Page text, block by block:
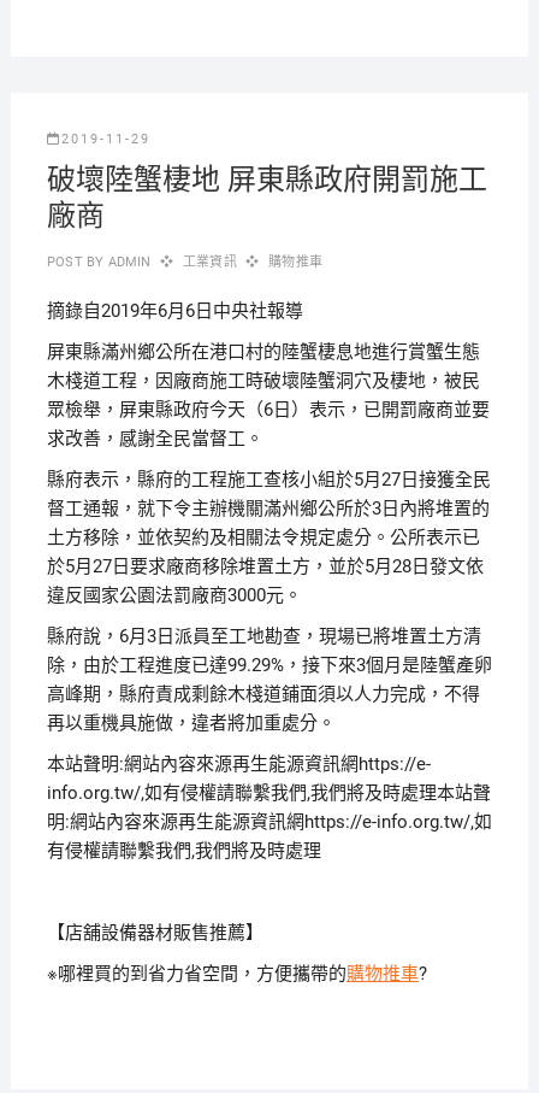
2019-11-29
破壞陸蟹棲地 屏東縣政府開罰施工
廠商
POST BY ADMIN 工業資訊 購物推車
摘錄自2019年6月6日中央社報導
屏東縣滿州鄉公所在港口村的陸蟹棲息地進行賞蟹生態
木棧道工程，因廠商施工時破壞陸蟹洞穴及棲地，被民
眾檢舉，屏東縣政府今天（6日）表示，已開罰廠商並要
求改善，感謝全民當督工。
縣府表示，縣府的工程施工查核小組於5月27日接獲全民
督工通報，就下令主辦機關滿州鄉公所於3日內將堆置的
土方移除，並依契約及相關法令規定處分。公所表示已
於5月27日要求廠商移除堆置土方，並於5月28日發文依
違反國家公園法罰廠商3000元。
縣府說，6月3日派員至工地勘查，現場已將堆置土方清
除，由於工程進度已達99.29%，接下來3個月是陸蟹產卵
高峰期，縣府責成剩餘木棧道鋪面須以人力完成，不得
再以重機具施做，違者將加重處分。
本站聲明:網站內容來源再生能源資訊網https://e-
info.org.tw/,如有侵權請聯繫我們,我們將及時處理本站聲
明:網站內容來源再生能源資訊網https://e-info.org.tw/,如
有侵權請聯繫我們,我們將及時處理
【店舖設備器材販售推薦】
※哪裡買的到省力省空間，方便攜帶的購物推車?